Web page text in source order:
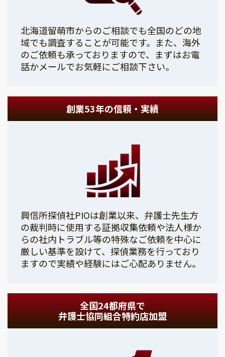
北海道留萌市からのご相談でも全国のどの地
域でも調査することが可能です。また、海外
のご依頼も承っておりますので、まずはお電
話かメールでお気軽にご相談下さい。
創業53年の信頼・実績
興信所探偵社PIOは創業以来、弁護士先生方
の裁判時に使用する証拠収集依頼や法人様か
らの社内トラブル等の特殊なご依頼を中心に
厳しい基準を設けて、探偵業務を行っており
ますので実績や経験にはご心配ありません。
全国24都府県で
弁護士協同組合特約店加盟